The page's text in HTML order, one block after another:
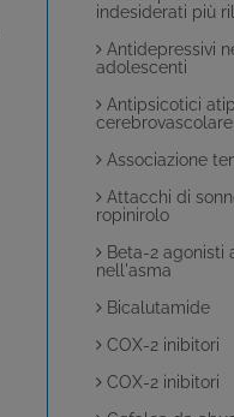
indesiderati più
Antidepressivi
adolescenti
Antipsicotici
cerebrovascolare
Associazione
Attacchi di
ropinirolo
Beta-2 agonisti
nell'asma
Bicalutamide
COX-2 inibitori
COX-2 inibitori